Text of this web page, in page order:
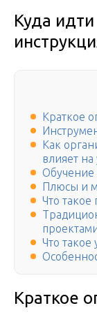
Куда
Краткое
Как
влияет
Обучение
Плюсы и
Что такое
Что
Краткое